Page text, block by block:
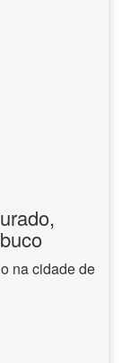
na cidade de